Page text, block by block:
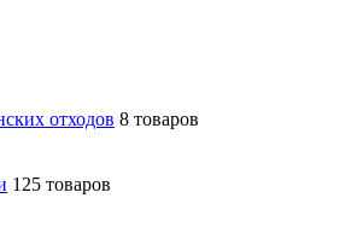
отходов 8 товаров
125 товаров